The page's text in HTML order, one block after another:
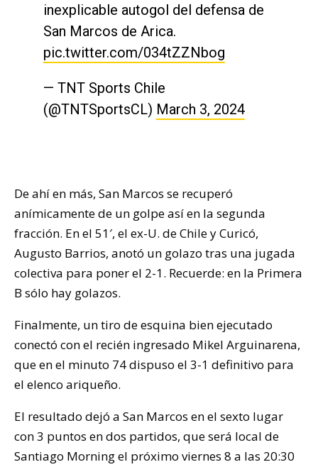
inexplicable autogol del defensa de
San Marcos de Arica.
pic.twitter.com/034tZZNbog
— TNT Sports Chile
(@TNTSportsCL) March 3, 2024
De ahí en más, San Marcos se recuperó
anímicamente de un golpe así en la segunda
fracción. En el 51′, el ex-U. de Chile y Curicó,
Augusto Barrios, anotó un golazo tras una jugada
colectiva para poner el 2-1. Recuerde: en la Primera
B sólo hay golazos.
Finalmente, un tiro de esquina bien ejecutado
conectó con el recién ingresado Mikel Arguinarena,
que en el minuto 74 dispuso el 3-1 definitivo para
el elenco ariqueño.
El resultado dejó a San Marcos en el sexto lugar
con 3 puntos en dos partidos, que será local de
Santiago Morning el próximo viernes 8 a las 20:30